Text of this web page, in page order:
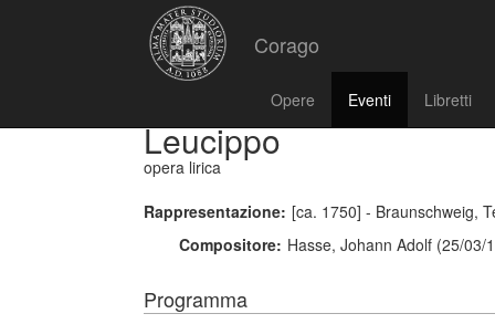
Corago
Opere Eventi Libretti
Leucippo
opera lirica
Rappresentazione: [ca. 1750] - Braunschweig,
Compositore: Hasse, Johann Adolf (25/03/
Programma